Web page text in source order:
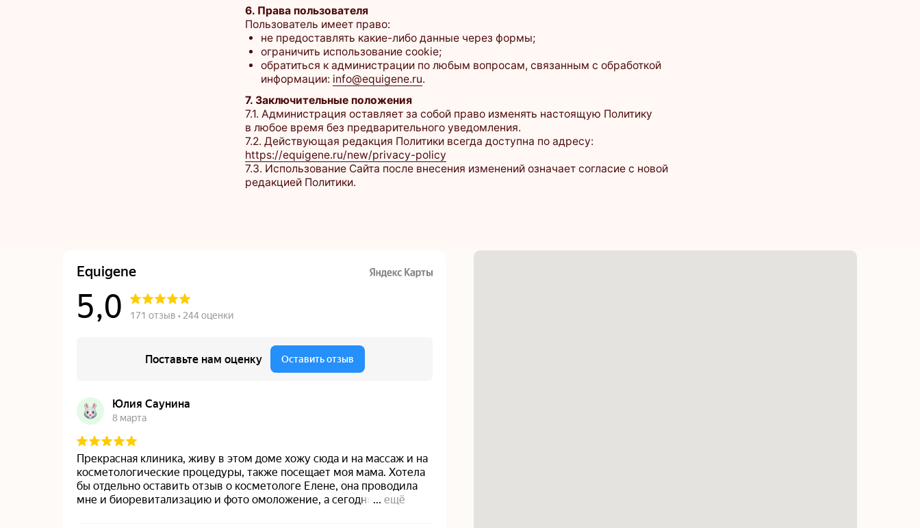
7.1. Администрация оставляет за собой право изменять настоящую Политику
в любое время без предварительного уведомления.
7.2. Действующая редакция Политики всегда доступна по адресу:
https://equigene.ru/new/privacy-policy
7.3. Использование Сайта после внесения изменений означает согласие с новой
редакцией Политики.
+7 (812) 220-20-21
info@equigene.ru